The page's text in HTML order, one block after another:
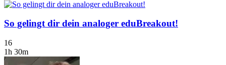
So gelingt dir dein analoger eduBreakout!
16
1h 30m